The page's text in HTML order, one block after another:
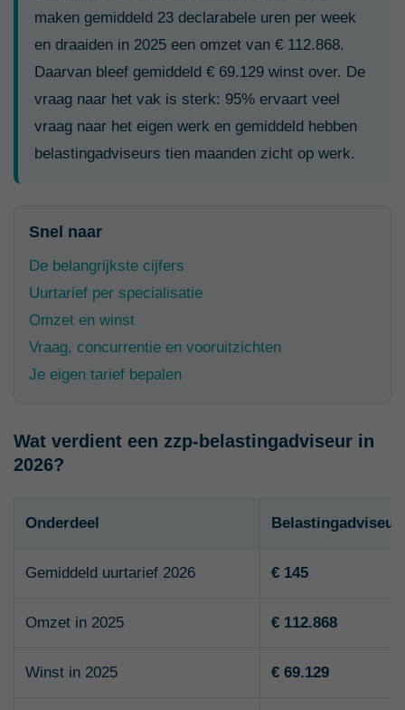
maken gemiddeld 23 declarabele uren per week
en draaiden in 2025 een omzet van € 112.868.
Daarvan bleef gemiddeld € 69.129 winst over. De
vraag naar het vak is sterk: 95% ervaart veel
vraag naar het eigen werk en gemiddeld hebben
belastingadviseurs tien maanden zicht op werk.
Snel naar
De belangrijkste cijfers
Uurtarief per specialisatie
Omzet en winst
Vraag, concurrentie en vooruitzichten
Je eigen tarief bepalen
Wat verdient een zzp-belastingadviseur in
2026?
Onderdeel Belastingadviseur
Gemiddeld uurtarief 2026 € 145
Omzet in 2025 € 112.868
Winst in 2025 € 69.129